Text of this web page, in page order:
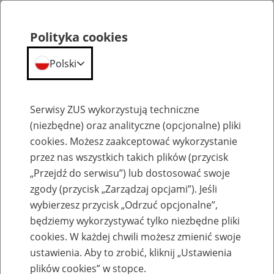
Szkolenia
Zaproś ZUS do siebie: Aktywni 50+
Polityka cookies
Polski
Serwisy ZUS wykorzystują techniczne
(niezbędne) oraz analityczne (opcjonalne) pliki
cookies. Możesz zaakceptować wykorzystanie
przez nas wszystkich takich plików (przycisk
„Przejdź do serwisu”) lub dostosować swoje
zgody (przycisk „Zarządzaj opcjami”). Jeśli
wybierzesz przycisk „Odrzuć opcjonalne”,
będziemy wykorzystywać tylko niezbędne pliki
cookies. W każdej chwili możesz zmienić swoje
ustawienia. Aby to zrobić, kliknij „Ustawienia
plików cookies” w stopce.